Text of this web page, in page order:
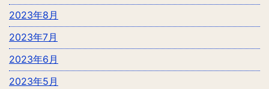
2023年8月
2023年7月
2023年6月
2023年5月